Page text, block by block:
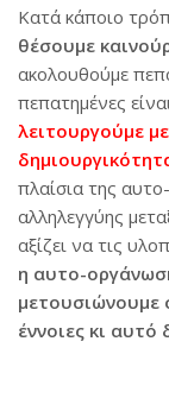
Κατά κάποιο
θέσουμε
ακολουθούμε
πεπατημένες
λειτουργούμε
πλαίσια της
αλληλεγγύης
αξίζει να τις
η αυτο-
μετουσιώνουμε
έννοιες κι αυτό